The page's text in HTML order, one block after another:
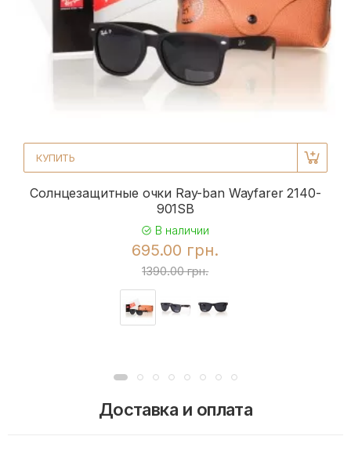
КУПИТЬ
Солнцезащитные очки Ray-ban Wayfarer 2140-
901SB
В наличии
695.00 грн.
1390.00 грн.
Доставка и оплата